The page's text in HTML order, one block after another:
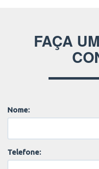
FAÇA
Nome:
Telefone: